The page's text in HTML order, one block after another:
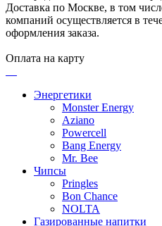
Доставка по Москве, в том
компаний осуществляется в
оформления заказа.
Оплата на карту
Энергетики
Monster Energy
Aziano
Powercell
Bang Energy
Mr. Bee
Чипсы
Pringles
Bon Chance
NOLTA
Газированные напитки